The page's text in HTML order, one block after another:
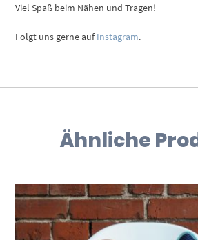
Viel Spaß beim Nähen und Tragen!
Folgt uns gerne aufInstagram.
Ähnliche